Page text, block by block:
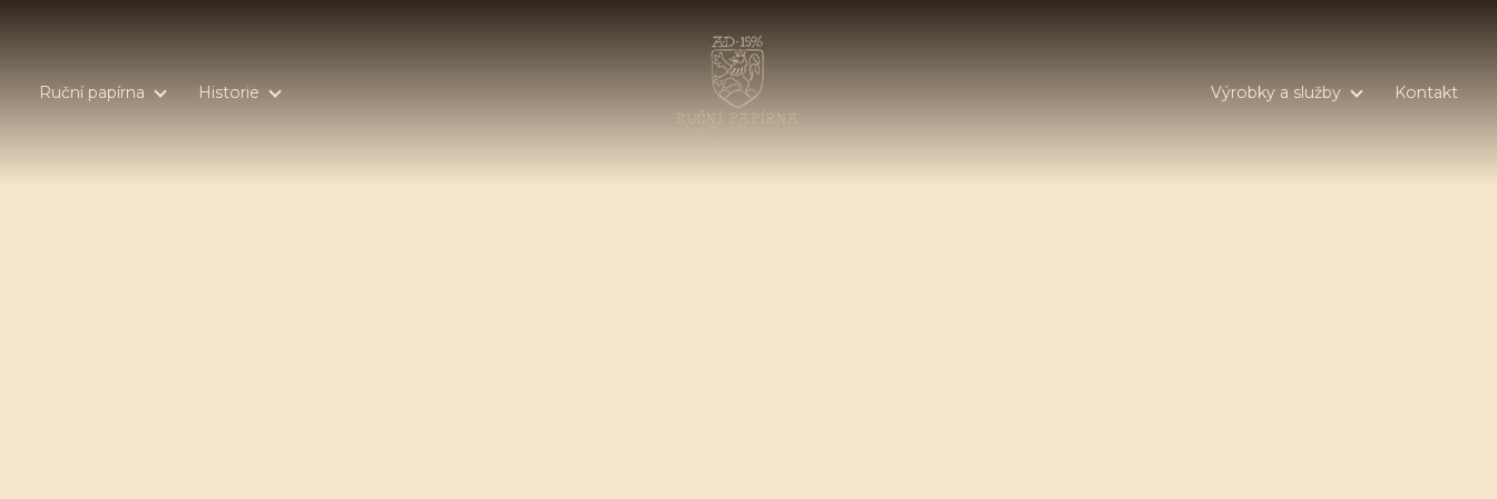
Ruční papírna Historie Výrobky a služby Kontakt